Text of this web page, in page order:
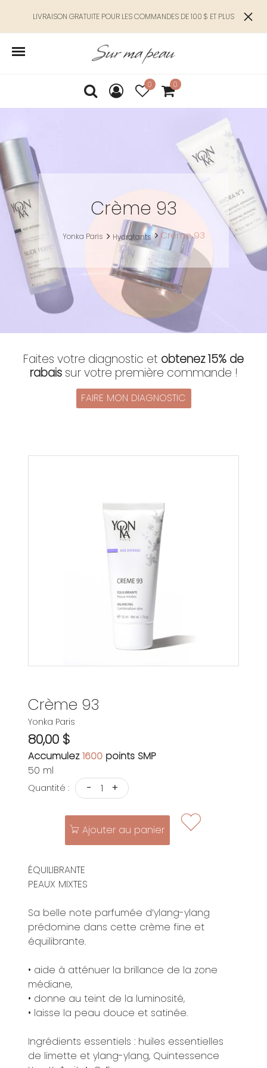
LIVRAISON GRATUITE POUR LES COMMANDES DE 100 $ ET PLUS
0 0
Crème 93
Yonka Paris Hydratants Crème 93
Faites votre diagnostic et obtenez 15% de
rabaissur votre première commande !
FAIRE MON DIAGNOSTIC
Crème 93
Yonka Paris
80,00 $
Accumulez1600 points SMP
50 ml
Quantité : - +
Ajouter au panier
ÉQUILIBRANTE
PEAUX MIXTES
Sa belle note parfumée d’ylang-ylang
prédomine dans cette crème fine et
équilibrante.
• aide à atténuer la brillance de la zone
médiane,
• donne au teint de la luminosité,
• laisse la peau douce et satinée.
Ingrédients essentiels : huiles essentielles
de limette et ylang-ylang, Quintessence